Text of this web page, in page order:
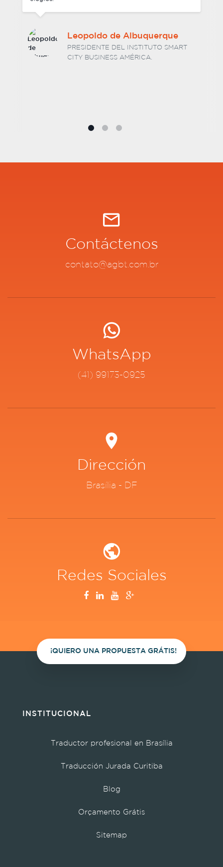
Barcelos
SOCIO DIRECTOR DE BARCELOS E
ASSOCIADOS SOCIEDADE DE ADVOGADOS
Contáctenos
contato@agbt.com.br
WhatsApp
(41) 99173-0925
Dirección
Brasília - DF
Redes Sociales
¡QUIERO UNA PROPUESTA GRÁTIS!
INSTITUCIONAL
Traductor profesional en Brasília
Traducción Jurada Curitiba
Blog
Orçamento Grátis
Sitemap